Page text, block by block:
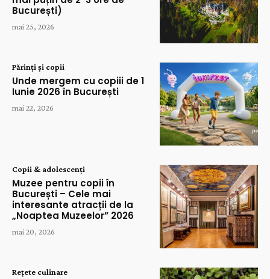
București)
mai 25, 2026
Părinți și copii
Unde mergem cu copiii de 1
Iunie 2026 în București
mai 22, 2026
Copii & adolescenți
Muzee pentru copii în
București – Cele mai
interesante atracții de la
„Noaptea Muzeelor” 2026
mai 20, 2026
Rețete culinare